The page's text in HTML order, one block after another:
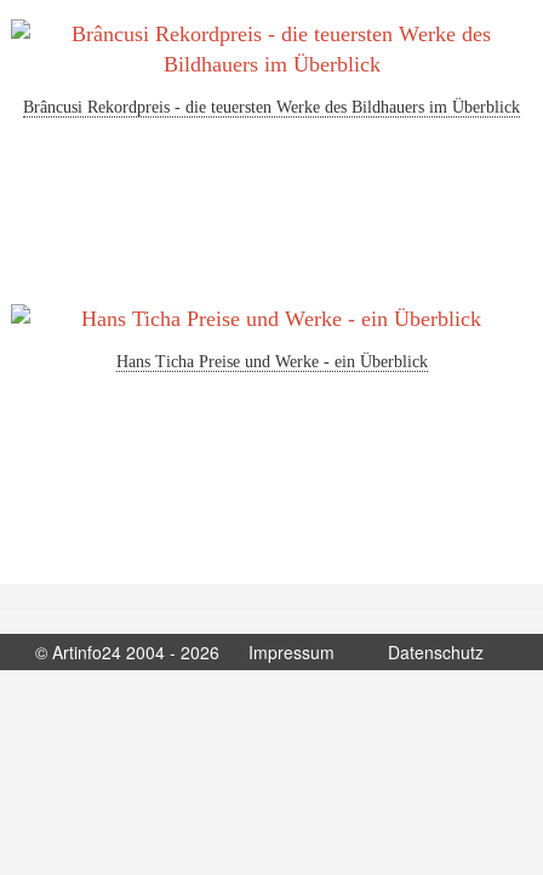
Brâncusi Rekordpreis - die teuersten Werke des Bildhauers im Überblick
Hans Ticha Preise und Werke - ein Überblick
© Artinfo24 2004 - 2026 Impressum Datenschutz